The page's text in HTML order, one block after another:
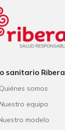
sanitario Ribera
Quiénes somos
Nuestro equipo
modelo